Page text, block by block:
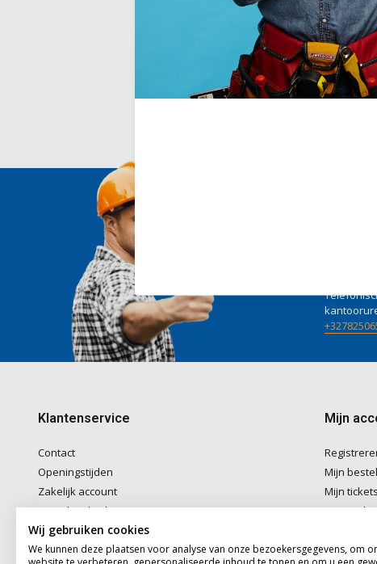
Deliverytime
€39,00
Incl. BTW
Klantenservice
Contact
Openingstijden
Zakelijk account
Betaalmethoden
Verzenden & Afhalen
Algemene voorwaarden
Mijn
Mijn
Mijn tickets
Mijn
Wij gebruiken cookies
We kunnen deze plaatsen voor analyse van onze bezoekersgegevens, om